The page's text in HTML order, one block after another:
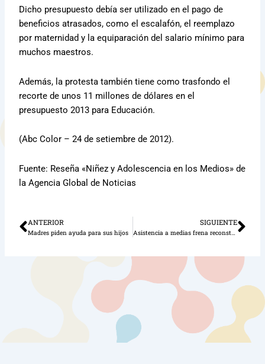
Dicho presupuesto debía ser utilizado en el pago de
beneficios atrasados, como el escalafón, el reemplazo
por maternidad y la equiparación del salario mínimo para
muchos maestros.
Además, la protesta también tiene como trasfondo el
recorte de unos 11 millones de dólares en el
presupuesto 2013 para Educación.
(Abc Color – 24 de setiembre de 2012).
Fuente: Reseña «Niñez y Adolescencia en los Medios» de
la Agencia Global de Noticias
Ant
ANTERIOR
Madres piden ayuda para sus hijos
SIGUIENTE
Asistencia a medias frena reconstrucción de Mariano